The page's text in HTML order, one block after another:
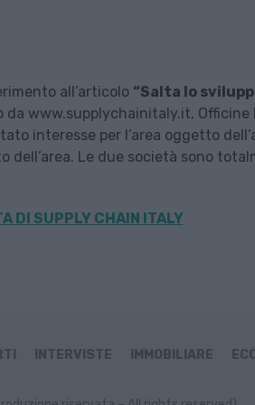
all’articolo “Salta lo
www.supplychainitaly.it, Officine
interesse per l’area oggetto
Le due società sono
DI SUPPLY CHAIN ITALY
INTERVISTE IMMOBILIARE